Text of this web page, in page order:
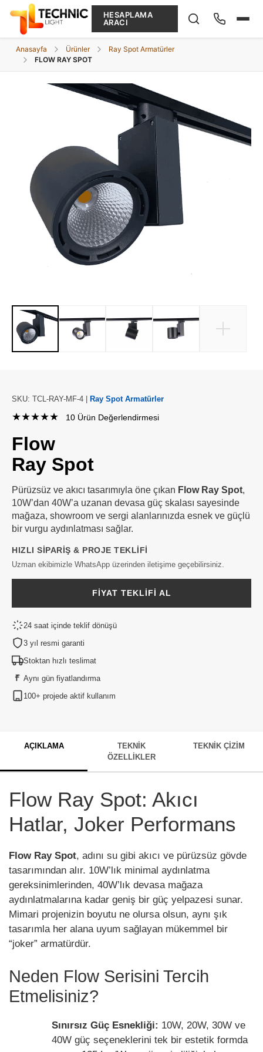
HESAPLAMA
ARACI
Ne arıyorsunuz?
Anasayfa Ürünler
Ray Spot Armatürler
FLOW RAY SPOT
SKU: TCL-RAY-MF-4 | Ray Spot Armatürler
★★★★★ 10 Ürün Değerlendirmesi
Flow
Ray Spot
Pürüzsüz ve akıcı tasarımıyla öne çıkan Flow Ray Spot,
10W’dan 40W’a uzanan devasa güç skalası sayesinde
mağaza, showroom ve sergi alanlarınızda esnek ve güçlü
bir vurgu aydınlatması sağlar.
HIZLI SIPARIŞ & PROJE TEKLIFI
Uzman ekibimizle WhatsApp üzerinden iletişime geçebilirsiniz.
FIYAT TEKLIFI AL
24 saat içinde teklif dönüşü
3 yıl resmi garanti
Stoktan hızlı teslimat
Aynı gün fiyatlandırma
100+ projede aktif kullanım
AÇIKLAMA
TEKNIK
ÖZELLIKLER
TEKNIK ÇIZIM
Flow Ray Spot: Akıcı
Hatlar, Joker Performans
Flow Ray Spot, adını su gibi akıcı ve pürüzsüz gövde
tasarımından alır. 10W’lık minimal aydınlatma
gereksinimlerinden, 40W’lık devasa mağaza
aydınlatmalarına kadar geniş bir güç yelpazesi sunar.
Mimari projenizin boyutu ne olursa olsun, aynı şık
tasarımla her alana uyum sağlayan mükemmel bir
“joker” armatürdür.
Neden Flow Serisini Tercih
Etmelisiniz?
Sınırsız Güç Esnekliği: 10W, 20W, 30W ve
40W güç seçeneklerini tek bir estetik formda